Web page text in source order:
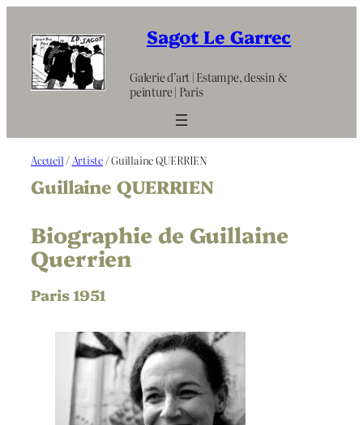
contenu
Sagot Le Garrec
Galerie d’art | Estampe, dessin &
peinture | Paris
Accueil / Artiste/ Guillaine QUERRIEN
Guillaine QUERRIEN
Biographie de Guillaine
Querrien
Paris 1951